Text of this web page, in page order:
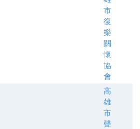
市
復
樂
關
懷
協
會
高
雄
市
聲